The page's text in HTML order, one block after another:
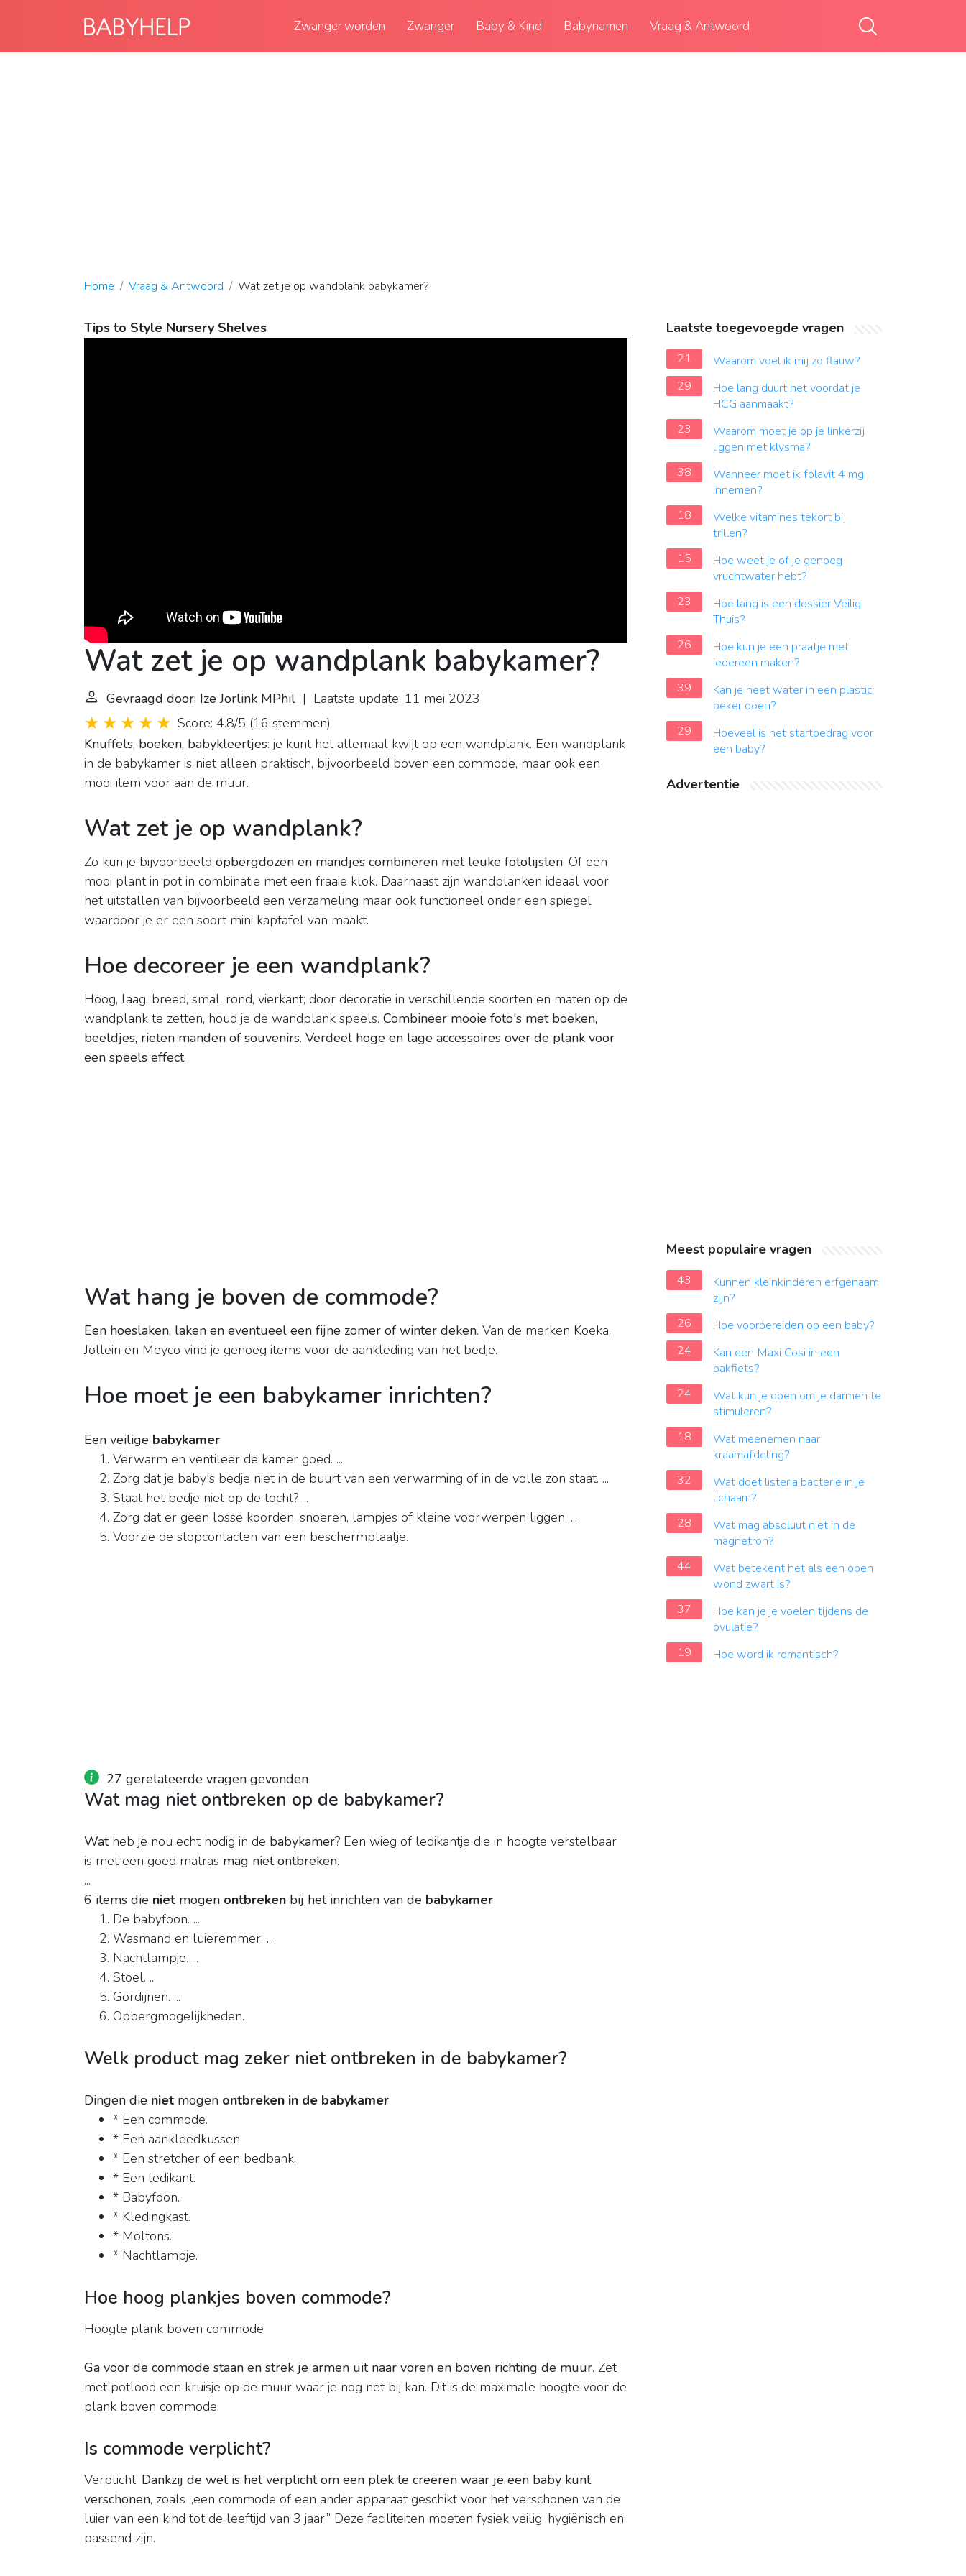
Zwanger worden Zwanger Baby & Kind Babynamen Vraag & Antwoord
Home Vraag & Antwoord Wat zet je op wandplank babykamer?
Tips to Style Nursery Shelves
Wat zet je op wandplank babykamer?
Gevraagd door: Ize Jorlink MPhil | Laatste update: 11 mei 2023
Score: 4.8/5 (16 stemmen)
Knuffels, boeken, babykleertjes: je kunt het allemaal kwijt op een wandplank. Een wandplank
in de babykamer is niet alleen praktisch, bijvoorbeeld boven een commode, maar ook een
mooi item voor aan de muur.
Wat zet je op wandplank?
Zo kun je bijvoorbeeld opbergdozen en mandjes combineren met leuke fotolijsten. Of een
mooi plant in pot in combinatie met een fraaie klok. Daarnaast zijn wandplanken ideaal voor
het uitstallen van bijvoorbeeld een verzameling maar ook functioneel onder een spiegel
waardoor je er een soort mini kaptafel van maakt.
Hoe decoreer je een wandplank?
Hoog, laag, breed, smal, rond, vierkant; door decoratie in verschillende soorten en maten op de
wandplank te zetten, houd je de wandplank speels. Combineer mooie foto's met boeken,
beeldjes, rieten manden of souvenirs. Verdeel hoge en lage accessoires over de plank voor
een speels effect.
Wat hang je boven de commode?
Een hoeslaken, laken en eventueel een fijne zomer of winter deken. Van de merken Koeka,
Jollein en Meyco vind je genoeg items voor de aankleding van het bedje.
Hoe moet je een babykamer inrichten?
Een veilige babykamer
Verwarm en ventileer de kamer goed. ...
Zorg dat je baby's bedje niet in de buurt van een verwarming of in de volle zon staat. ...
Staat het bedje niet op de tocht? ...
Zorg dat er geen losse koorden, snoeren, lampjes of kleine voorwerpen liggen. ...
Voorzie de stopcontacten van een beschermplaatje.
27 gerelateerde vragen gevonden
Wat mag niet ontbreken op de babykamer?
Watheb je nou echt nodig in de babykamer? Een wieg of ledikantje die in hoogte verstelbaar
is met een goed matras mag niet ontbreken.
...
6 items die niet mogen ontbreken bij het inrichten van de babykamer
De babyfoon. ...
Wasmand en luieremmer. ...
Nachtlampje. ...
Stoel. ...
Gordijnen. ...
Opbergmogelijkheden.
Welk product mag zeker niet ontbreken in de babykamer?
Dingen die niet mogen ontbreken in de babykamer
* Een commode.
* Een aankleedkussen.
* Een stretcher of een bedbank.
* Een ledikant.
* Babyfoon.
* Kledingkast.
* Moltons.
* Nachtlampje.
Hoe hoog plankjes boven commode?
Hoogte plank boven commode
Ga voor de commode staan en strek je armen uit naar voren en boven richting de muur. Zet
met potlood een kruisje op de muur waar je nog net bij kan. Dit is de maximale hoogte voor de
plank boven commode.
Is commode verplicht?
Verplicht. Dankzij de wet is het verplicht om een plek te creëren waar je een baby kunt
verschonen, zoals „een commode of een ander apparaat geschikt voor het verschonen van de
luier van een kind tot de leeftijd van 3 jaar.” Deze faciliteiten moeten fysiek veilig, hygiënisch en
passend zijn.
Laatste toegevoegde vragen
21
Waarom voel ik mij zo flauw?
29
Hoe lang duurt het voordat je
HCG aanmaakt?
23
Waarom moet je op je linkerzij
liggen met klysma?
38
Wanneer moet ik folavit 4 mg
innemen?
18
Welke vitamines tekort bij
trillen?
15
Hoe weet je of je genoeg
vruchtwater hebt?
23
Hoe lang is een dossier Veilig
Thuis?
26
Hoe kun je een praatje met
iedereen maken?
39
Kan je heet water in een plastic
beker doen?
29
Hoeveel is het startbedrag voor
een baby?
Advertentie
Meest populaire vragen
43
Kunnen kleinkinderen erfgenaam
zijn?
26
Hoe voorbereiden op een baby?
24
Kan een Maxi Cosi in een
bakfiets?
24
Wat kun je doen om je darmen te
stimuleren?
18
Wat meenemen naar
kraamafdeling?
32
Wat doet listeria bacterie in je
lichaam?
28
Wat mag absoluut niet in de
magnetron?
44
Wat betekent het als een open
wond zwart is?
37
Hoe kan je je voelen tijdens de
ovulatie?
19
Hoe word ik romantisch?